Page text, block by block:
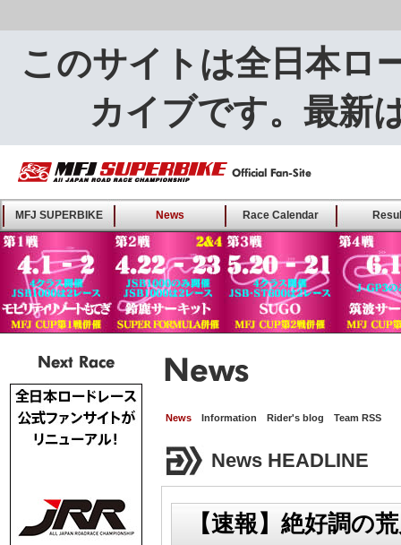
このサイトは全日本ロ
カイブです。最新
MFJ SUPERBIKE ALL
JAPAN ROAD RACE
CHAMPIONSHIP - Offical
Fan-Site
MFJ SUPERBIKE News Race Calendar
Next Race
News Information Rider's blog Team RSS
News HEADLINE
【速報】絶好調の